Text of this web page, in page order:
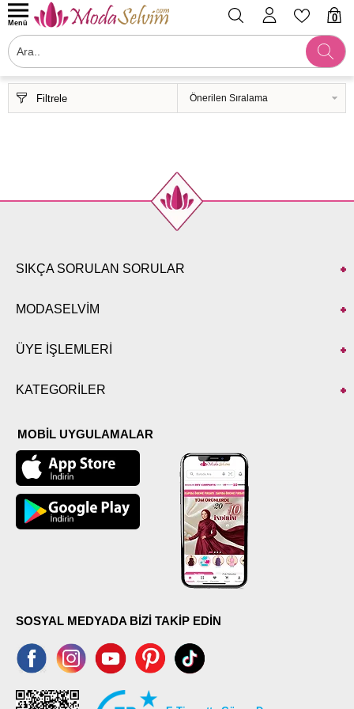
0
Menü
Filtrele
SIKÇA SORULAN SORULAR
MODASELVİM
ÜYE İŞLEMLERİ
KATEGORİLER
MOBİL UYGULAMALAR
SOSYAL MEDYADA BİZİ TAKİP EDİN